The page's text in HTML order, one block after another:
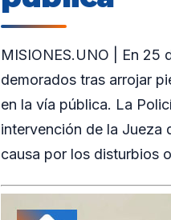
MISIONES.UNO | En 25
demorados tras arrojar
en la vía pública. La
intervención de la Jueza
causa por los disturbios